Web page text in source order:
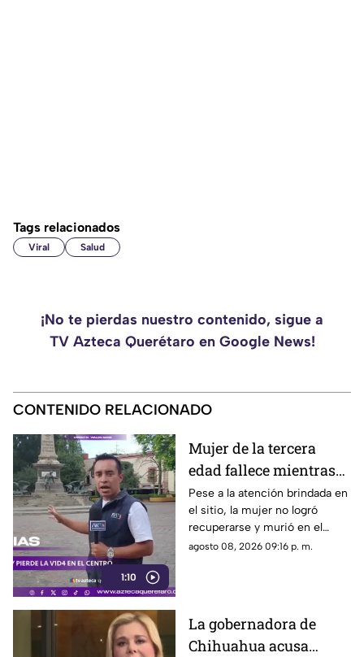
Tags relacionados
Viral Salud
¡No te pierdas nuestro contenido, sigue a
TV Azteca Querétaro en Google News!
CONTENIDO RELACIONADO
1:10
Mujer de la tercera
edad fallece mientras
caminaba por el Centro
de Querétaro
Pese a la atención brindada en
el sitio, la mujer no logró
recuperarse y murió en el
lugar.
agosto 08, 2026 09:16 p. m.
La gobernadora de
Chihuahua acusa